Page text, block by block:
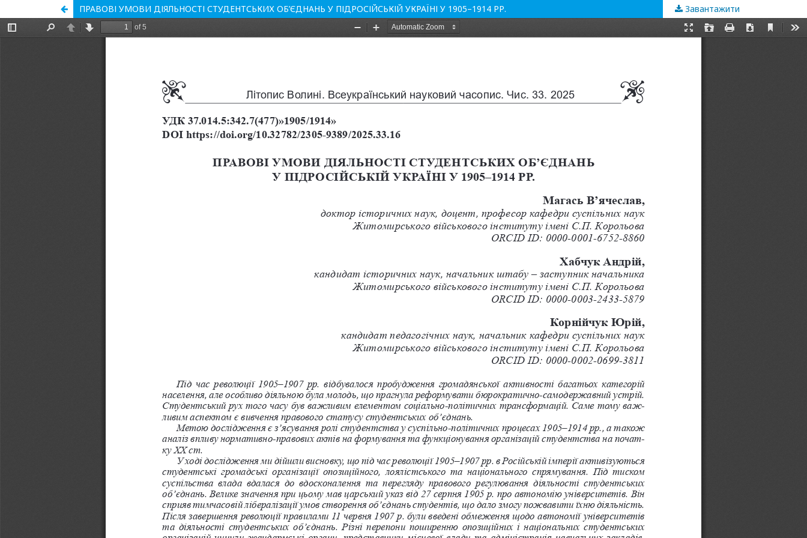
ПРАВОВІ УМОВИ ДІЯЛЬНОСТІ СТУДЕНТСЬКИХ ОБ’ЄДНАНЬ У ПІДРОСІЙСЬКІЙ УКРАЇНІ У 1905–1914 РР. Завантажити